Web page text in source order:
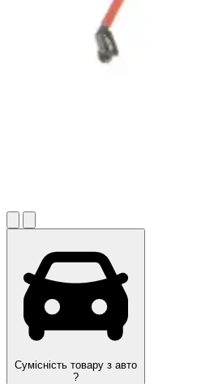
Сумісність товару з авто
?